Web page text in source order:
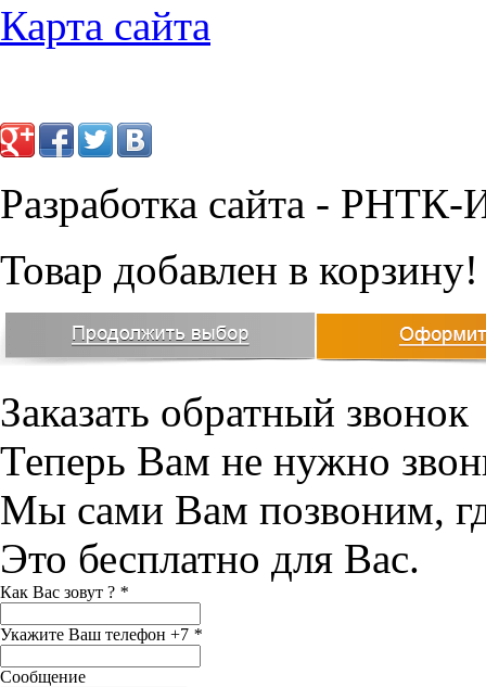
Карта сайта
Разработка сайта - РНТК-
Товар добавлен в корзину!
Заказать обратный звонок
Теперь Вам не нужно
Мы сами Вам позвоним,
Это бесплатно для Вас.
Как Вас зовут ? *
Укажите Ваш телефон +7 *
Сообщение